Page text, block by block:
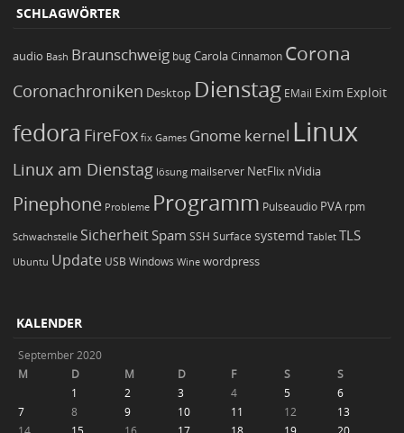
SCHLAGWÖRTER
audio Bash Braunschweig bugCarola Cinnamon Corona
Coronachroniken Desktop Dienstag EMail Exim Exploit
fedora FireFox fix Games Gnome kernel Linux
Linux am Dienstag lösung mailserver NetFlix nVidia
Pinephone Probleme Programm Pulseaudio PVA rpm
Schwachstelle Sicherheit Spam SSH Surface systemd Tablet TLS
Ubuntu Update USB Windows Wine wordpress
KALENDER
September 2020
M
D M D F S
S
1
2 3 4 5
6
7
8 9 10 11 12
13